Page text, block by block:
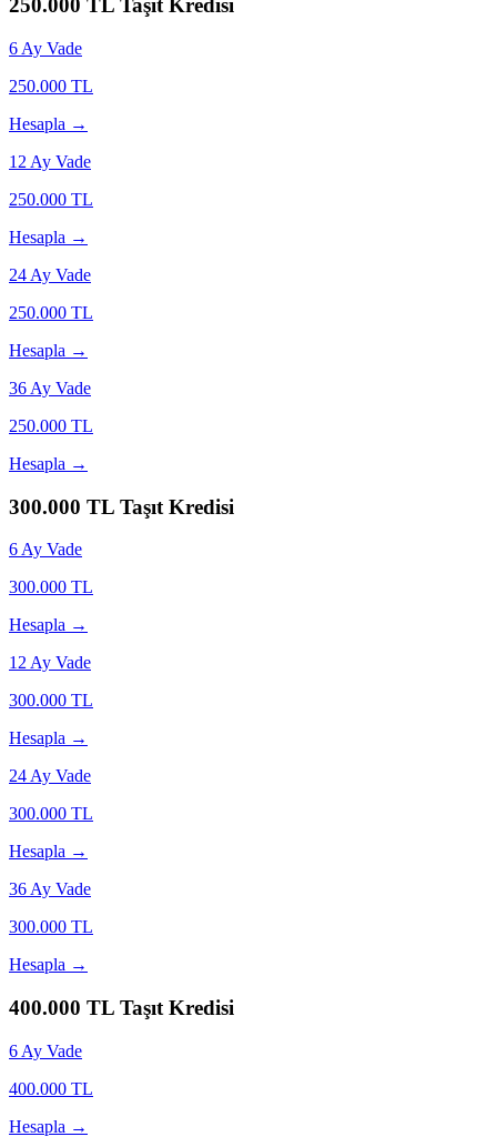
250.000 TL Taşıt Kredisi
6 Ay Vade
250.000 TL
Hesapla →
12 Ay Vade
250.000 TL
Hesapla →
24 Ay Vade
250.000 TL
Hesapla →
36 Ay Vade
250.000 TL
Hesapla →
300.000 TL Taşıt Kredisi
6Ay Vade
300.000 TL
Hesapla →
12Ay Vade
300.000 TL
Hesapla →
24Ay Vade
300.000 TL
Hesapla →
36Ay Vade
300.000 TL
Hesapla →
400.000 TL Taşıt Kredisi
6 Ay Vade
400.000 TL
Hesapla →